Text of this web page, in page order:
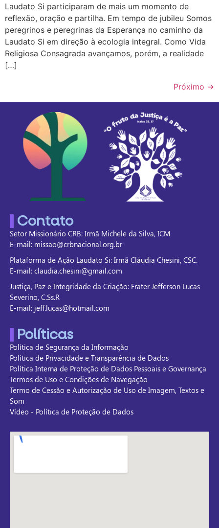
Laudato Si participaram de mais um momento de
reflexão, oração e partilha. Em tempo de jubileu Somos
peregrinos e peregrinas da Esperança no caminho da
Laudato Si em direção à ecologia integral. Como Vida
Religiosa Consagrada avançamos, porém, a realidade
[…]
Próximo →
Contato
Setor Missionário CRB: Irmã Michele da Silva, ICM
E-mail: missao@crbnacional.org.br
Plataforma de Ação Laudato Si: Irmã Cláudia Chesini, CSC.
E-mail: claudia.chesini@gmail.com
Justiça, Paz e Integridade da Criação: Frater Jefferson Lucas
Severino, C.Ss.R
E-mail: jeff.lucas@hotmail.com
Políticas
Política de Segurança da Informação
Política de Privacidade e Transparência de Dados
Política Interna de Proteção de Dados Pessoais e Governança
Termos de Uso e Condições de Navegação
Termo de Cessão e Autorização de Uso de Imagem, Textos e
Som
Vídeo - Política de Proteção de Dados